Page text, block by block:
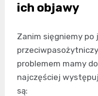
ich objawy
Zanim sięgniemy po
problemem mamy
najczęściej
są: